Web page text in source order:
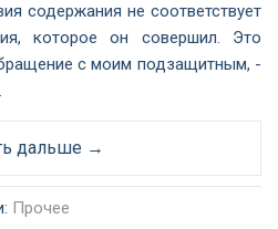
содержания не соответствует
которое он совершил. Это
с моим подзащитным, -
дальше →
Прочее